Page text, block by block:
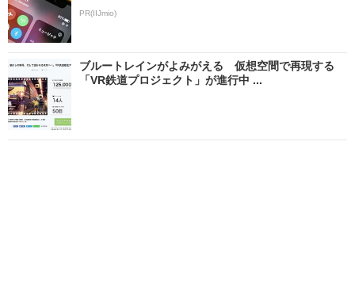
PR(IIJmio)
ブルートレインがよみがえる 仮想空間で再現する
「VR鉄道プロジェクト」が進行中 ...